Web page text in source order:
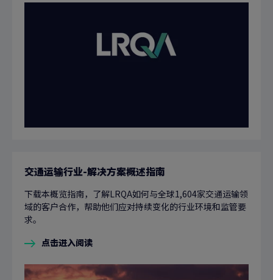
交通运输行业-解决方案概述指南
下载本概览指南，了解LRQA如何与全球1,604家交通运输领
域的客户合作，帮助他们应对持续变化的行业环境和监管要
求。
点击进入阅读